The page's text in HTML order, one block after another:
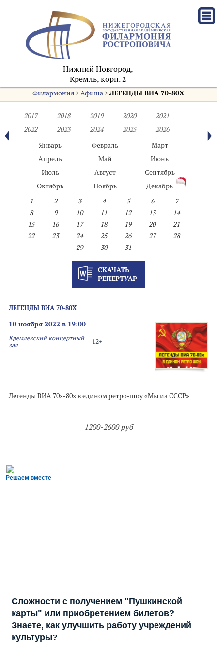
Нижний Новгород,
Кремль, корп. 2
Филармония >Афиша >ЛЕГЕНДЫ ВИА 70-80Х
2017 2018 2019 2020
2021
2022
2023 2024 2025
2026
Январь
Февраль
Март
Апрель
Май
Июнь
Июль
Август
Сентябрь
Октябрь
Ноябрь
Декабрь
1
2 3 4 5 6
7
8
9 10 11 12 13
14
15
16 17 18 19 20
21
22
23 24 25 26 27
28
29
30 31
СКАЧАТЬ
РЕПЕРТУАР
ЛЕГЕНДЫ ВИА 70-80Х
10 ноября 2022 в 19:00
12+
Кремлевский концертный
зал
Легенды ВИА 70х-80х в едином ретро-шоу «Мы из СССР»
1200-2600 руб
Решаем вместе
Сложности с получением "Пушкинской
карты" или приобретением билетов?
Знаете, как улучшить работу учреждений
культуры?